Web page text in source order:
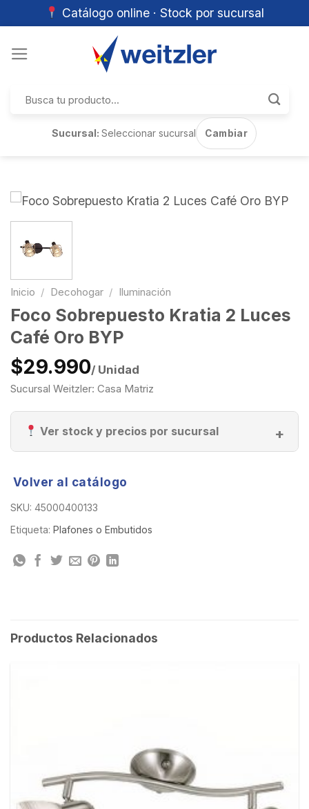
Catálogo online · Stock por sucursal
por:
Sucursal:Seleccionar sucursal Cambiar
Inicio / Decohogar / Iluminación
Foco Sobrepuesto Kratia 2 Luces
Café Oro BYP
$29.990/ Unidad
Sucursal Weitzler: Casa Matriz
Ver stock y precios por sucursal
Volver al catálogo
SKU: 45000400133
Etiqueta: Plafones o Embutidos
Productos Relacionados